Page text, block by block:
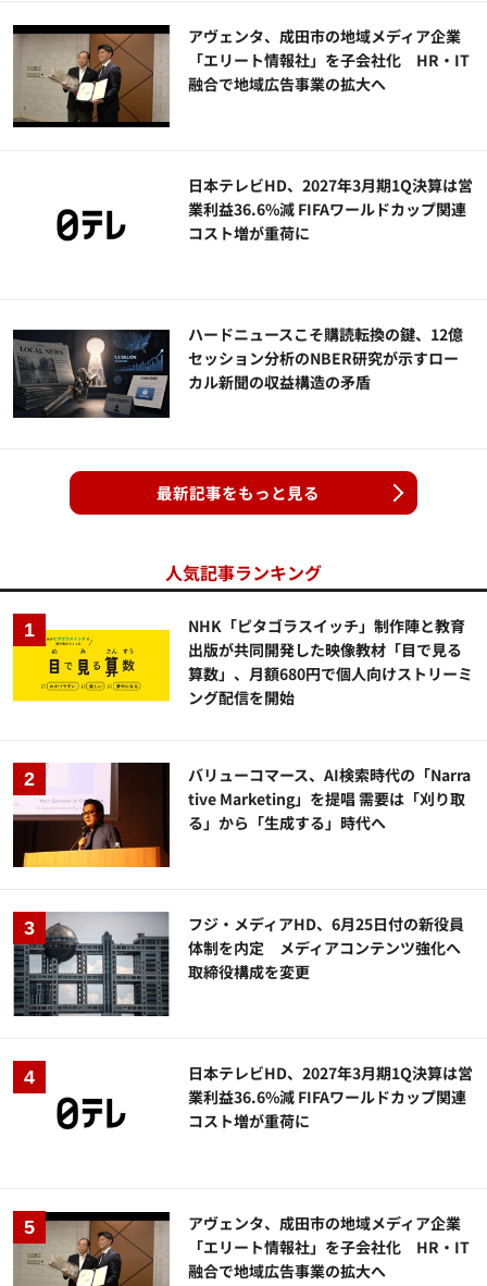
アヴェンタ、成田市の地域メディア企業
「エリート情報社」を子会社化 HR・IT
融合で地域広告事業の拡大へ
日本テレビHD、2027年3月期1Q決算は営
業利益36.6%減 FIFAワールドカップ関連
コスト増が重荷に
ハードニュースこそ購読転換の鍵、12億
セッション分析のNBER研究が示すロー
カル新聞の収益構造の矛盾
最新記事をもっと見る
人気記事ランキング
NHK「ピタゴラスイッチ」制作陣と教育
出版が共同開発した映像教材「目で見る
算数」、月額680円で個人向けストリーミ
ング配信を開始
バリューコマース、AI検索時代の「Narra
tive Marketing」を提唱 需要は「刈り取
る」から「生成する」時代へ
フジ・メディアHD、6月25日付の新役員
体制を内定 メディアコンテンツ強化へ
取締役構成を変更
日本テレビHD、2027年3月期1Q決算は営
業利益36.6%減 FIFAワールドカップ関連
コスト増が重荷に
アヴェンタ、成田市の地域メディア企業
「エリート情報社」を子会社化 HR・IT
融合で地域広告事業の拡大へ